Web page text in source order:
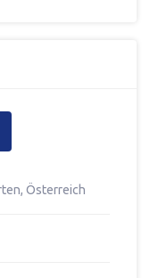
Österreich